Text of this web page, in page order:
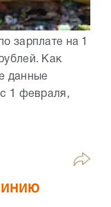
зарплате на 1
Как
данные
1 февраля,